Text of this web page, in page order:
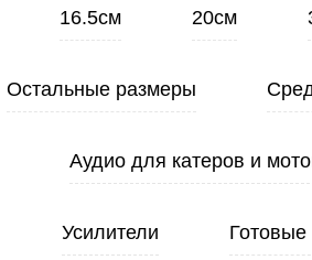
16.5см 20см
Остальные размеры
Аудио для катеров и
Усилители Готовые